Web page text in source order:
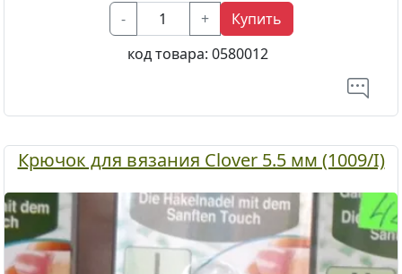
- +
Купить
код товара: 0580012
Крючок для вязания Clover 5.5 мм (1009/I)